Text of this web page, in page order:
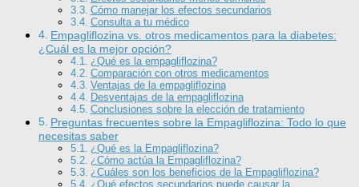
Cómo manejar los efectos secundarios
Consulta a tu médico
Empagliflozina vs. otros medicamentos para la diabetes:
¿Cuál es la mejor opción?
¿Qué es la empagliflozina?
Comparación con otros medicamentos
Ventajas de la empagliflozina
Desventajas de la empagliflozina
Conclusiones sobre la elección de tratamiento
Preguntas frecuentes sobre la Empagliflozina: Todo lo que
necesitas saber
¿Qué es la Empagliflozina?
¿Cómo actúa la Empagliflozina?
¿Cuáles son los beneficios de la Empagliflozina?
¿Qué efectos secundarios puede causar la